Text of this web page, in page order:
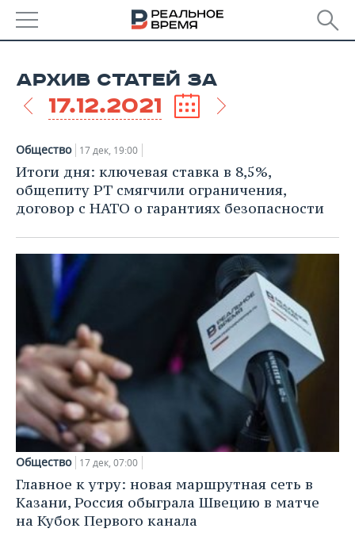
УДМУРТИЯ
НОВОСТИ
НОВОСТИ АНАЛИТИКИ
ДЕКЛАРАЦИИ О ДОХОДАХ
КОРОЛИ ГОСЗАКАЗА ПФО
ВУЗЫ ТАТАРСТАНА
КОМУ ПРИНАДЛЕЖАТ
ТОРГОВЫЕ ЦЕНТРЫ
ТАТАРСТАНА
ЭКОНОМИКА
НОВОСТИ ЭКОНОМИКИ
ФИНАНСЫ
БАНКИ
БЮДЖЕТ
ИНВЕСТИЦИИ
ПРОМЫШЛЕННОСТЬ
НОВОСТИ
ПРОМЫШЛЕННОСТИ
АГРОПРОМ
МАШИНОСТРОЕНИЕ
НЕФТЕХИМИЯ
НЕФТЬ
ОПК
ЭНЕРГЕТИКА
НЕДВИЖИМОСТЬ
НОВОСТИ НЕДВИЖИМОСТИ
НОВОСТИ АВТО
БИЗНЕС
НОВОСТИ БИЗНЕСА
РОЗНИЧНАЯ ТОРГОВЛЯ
ТРАНСПОРТ
УСЛУГИ
ТЕХНОЛОГИИ
НОВОСТИ ТЕХНОЛОГИЙ
IT
МЕДИА
ТЕЛЕКОММУНИКАЦИИ
МЕРОПРИЯТИЯ
НОВОСТИ МЕРОПРИЯТИЙ
ВЫЕЗДНАЯ РЕДАКЦИЯ
БИЗНЕС-БРАНЧИ
ONLINE-КОНФЕРЕНЦИИ
СПОРТ
НОВОСТИ СПОРТА
ФУТБОЛ
ХОККЕЙ
ОБЩЕСТВО
НОВОСТИ ОБЩЕСТВА
ВЛАСТЬ
ФОТОГАЛЕРЕЯ
СЮЖЕТЫ
АРХИВ СТАТЕЙ ЗА
17.12.2021
Общество 17 дек, 19:00
Итоги дня: ключевая ставка в 8,5%,
общепиту РТ смягчили ограничения,
договор с НАТО о гарантиях безопасности
Общество 17 дек, 07:00
Главное к утру: новая маршрутная сеть в
Казани, Россия обыграла Швецию в матче
на Кубок Первого канала